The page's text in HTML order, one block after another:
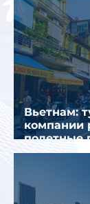
Вьетнам:
компании
полетные
избегают